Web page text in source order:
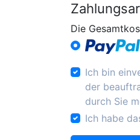
Die
Ich bin
der
durch Sie
Ich habe